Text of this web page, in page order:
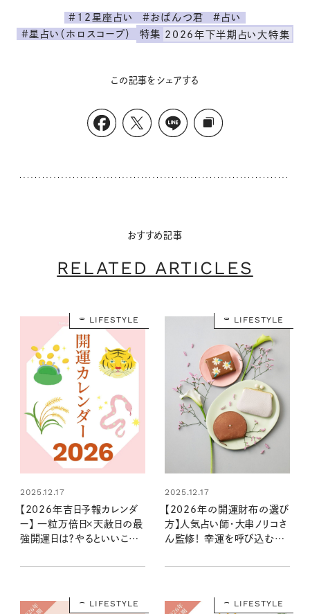
#12星座占い #おぱんつ君
#占い
#星占い（ホロスコープ）
特集 2026年下半期占い大特集
この記事をシェアする
おすすめ記事
RELATED ARTICLES
LIFESTYLE
2025.12.17
【2026年吉日予報カレンダ
ー】 一粒万倍日×天赦日の最
強開運日は？やるといいこと
LIFESTYLE
2025.12.17
【2026年の開運財布の選び
方】人気占い師・大串ノリコさ
ん監修！ 幸運を呼び込む注
き開運日は？
LIFESTYLE LIFESTYLE